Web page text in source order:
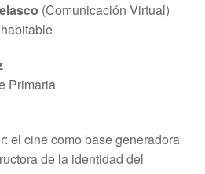
(Comunicación Virtual)
Primaria
el cine como base generadora
de la identidad del